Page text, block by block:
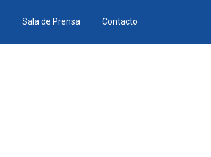
Sala de Prensa Contacto